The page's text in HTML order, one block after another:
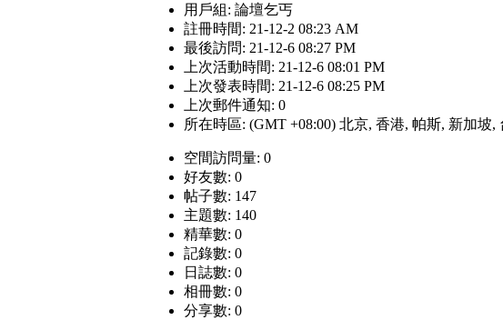
用戶組: 論壇乞丐
註冊時間: 21-12-2 08:23 AM
最後訪問: 21-12-6 08:27 PM
上次活動時間: 21-12-6 08:01 PM
上次發表時間: 21-12-6 08:25 PM
上次郵件通知: 0
所在時區: (GMT +08:00) 北京, 香港, 帕斯, 新加坡,
空間訪問量: 0
好友數: 0
帖子數: 147
主題數: 140
精華數: 0
記錄數: 0
日誌數: 0
相冊數: 0
分享數: 0